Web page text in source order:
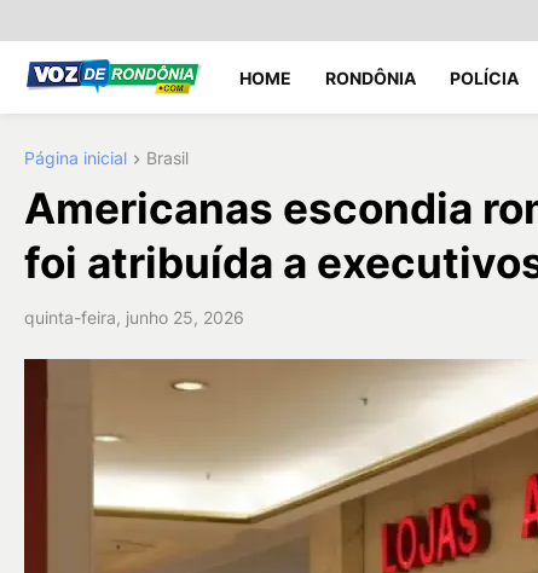
HOME RONDÔNIA POLÍCIA
Página inicial Brasil
Americanas escondia
foi atribuída a
quinta-feira, junho 25, 2026